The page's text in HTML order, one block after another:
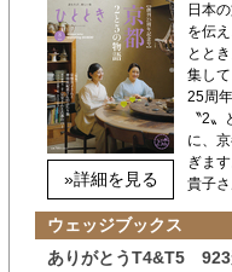
»詳細を見る
日本
を伝
とと
集し
25周
〝2
に、
ぎま
貴子
ウェッジブックス
ありがとうT4&T5 923